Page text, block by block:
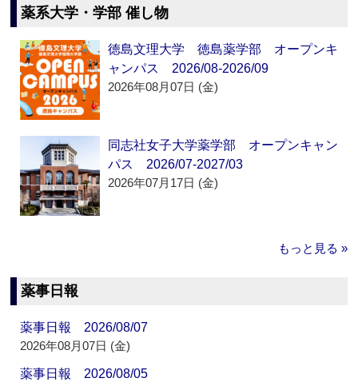
薬系大学・学部 催し物
徳島文理大学 徳島薬学部 オープンキ
ャンパス 2026/08-2026/09
2026年08月07日 (金)
同志社女子大学薬学部 オープンキャン
パス 2026/07-2027/03
2026年07月17日 (金)
もっと見る »
薬事日報
薬事日報 2026/08/07
2026年08月07日 (金)
薬事日報 2026/08/05